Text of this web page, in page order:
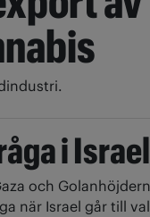
i Israel
och
när Israel går till